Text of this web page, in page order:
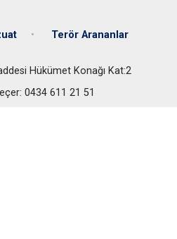
Terör Arananlar
Hükümet Konağı Kat:2
0434 611 21 51